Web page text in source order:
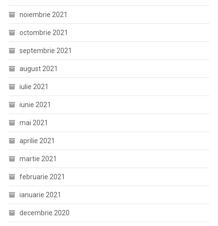
noiembrie 2021
octombrie 2021
septembrie 2021
august 2021
iulie 2021
iunie 2021
mai 2021
aprilie 2021
martie 2021
februarie 2021
ianuarie 2021
decembrie 2020